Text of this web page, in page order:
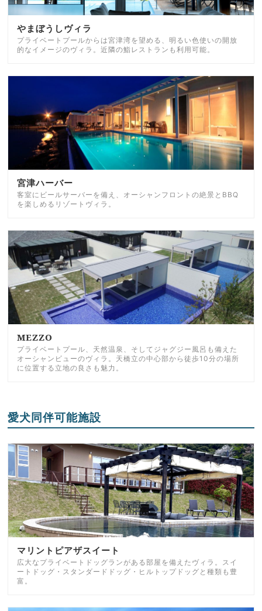
やまぼうしヴィラ
プライベートプールからは宮津湾を望める、明るい色使いの開放
的なイメージのヴィラ。近隣の鮨レストランも利用可能。
宮津ハーバー
客室にビールサーバーを備え、オーシャンフロントの絶景とBBQ
を楽しめるリゾートヴィラ。
MEZZO
プライベートプール、天然温泉、そしてジャグジー風呂も備えた
オーシャンビューのヴィラ。天橋立の中心部から徒歩10分の場所
に位置する立地の良さも魅力。
愛犬同伴可能施設
マリントピアザスイート
広大なプライベートドッグランがある部屋を備えたヴィラ。スイ
ートドッグ・スタンダードドッグ・ヒルトップドッグと種類も豊
富。